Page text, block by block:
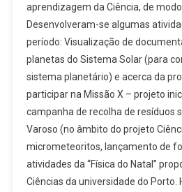
aprendizagem da Ciência, de modo
Desenvolveram-se algumas
período: Visualização de
planetas do Sistema Solar (para
sistema planetário) e acerca da
participar na Missão X – projeto
campanha de recolha de resíduos
Varoso (no âmbito do projeto
micrometeoritos, lançamento de
atividades da “Física do Natal”
Ciências da universidade do Porto.